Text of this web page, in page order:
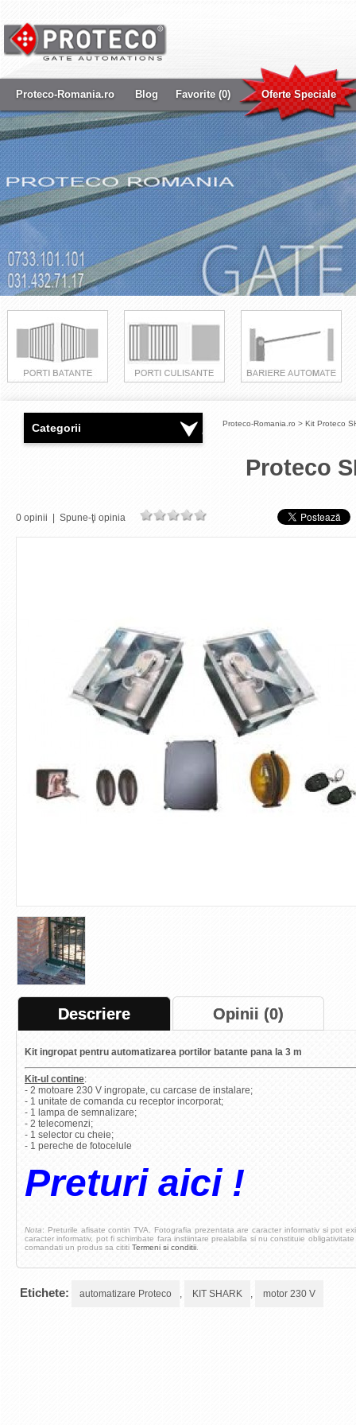
Proteco-Romania.ro Blog Favorite (0) Oferte Speciale
Categorii Proteco-Romania.ro > Kit Proteco
Proteco
0 opinii Spune-ţi opinia
Descriere Opinii (0)
Kit ingropat pentru automatizarea portilor batante pana la 3 m
Kit-ul contine:
- 2 motoare 230 V ingropate, cu carcase de instalare;
- 1 unitate de comanda cu receptor incorporat;
- 1 lampa de semnalizare;
- 2 telecomenzi;
- 1 selector cu cheie;
- 1 pereche de fotocelule
Preturi aici !
Nota: Preturile afisate contin TVA. Fotografia prezentata are caracter informativ si pot
caracter informativ, pot fi schimbate fara instiintare prealabila si nu constituie
comandati un produs sa cititi Termeni si conditii.
Etichete: automatizare Proteco , KIT SHARK , motor 230 V